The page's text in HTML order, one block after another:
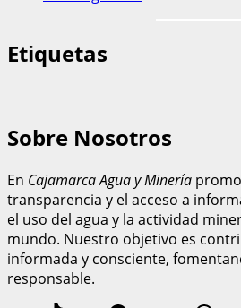
Etiquetas
Sobre Nosotros
En Cajamarca Agua y Minería
transparencia y el acceso a
el uso del agua y la actividad
mundo. Nuestro objetivo es
informada y consciente,
responsable.